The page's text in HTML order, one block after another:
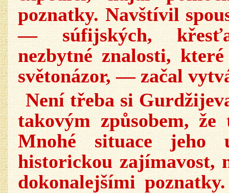
poznatky. Navštívil
— súfijských,
nezbytné znalosti,
světonázor, — začal
Není třeba si
takovým způsobem,
Mnohé situace jeho
historickou zajímavost,
dokonalejšími